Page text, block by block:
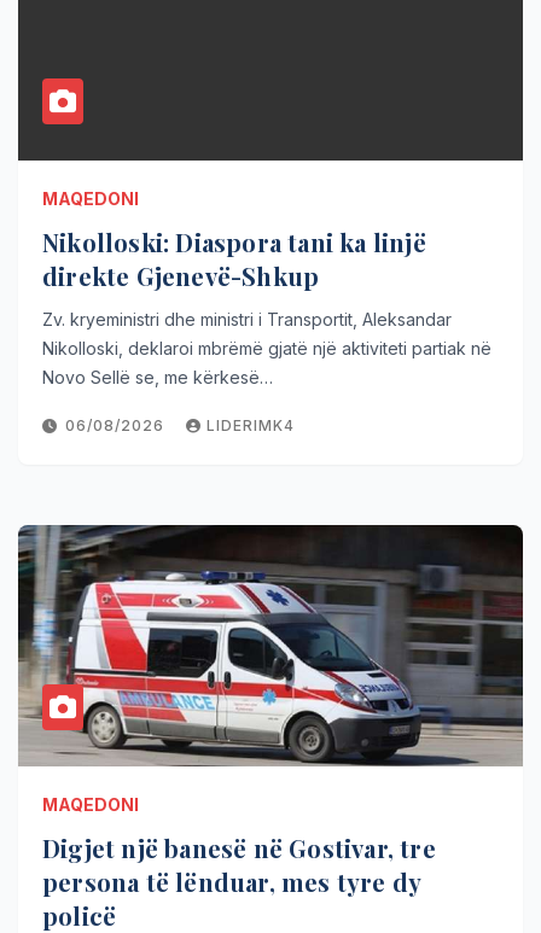
MAQEDONI
Nikolloski: Diaspora tani ka linjë
direkte Gjenevë-Shkup
Zv. kryeministri dhe ministri i Transportit, Aleksandar
Nikolloski, deklaroi mbrëmë gjatë një aktiviteti partiak në
Novo Sellë se, me kërkesë…
06/08/2026 LIDERIMK4
MAQEDONI
Digjet një banesë në Gostivar, tre
persona të lënduar, mes tyre dy
policë